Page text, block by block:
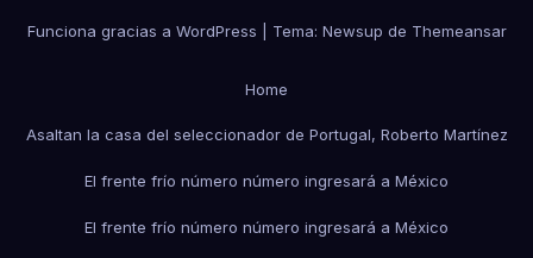
Funciona gracias a WordPress Tema: Newsup de Themeansar
Home
Asaltan la casa del seleccionador de Portugal, Roberto Martínez
El frente frío número número ingresará a México
El frente frío número número ingresará a México